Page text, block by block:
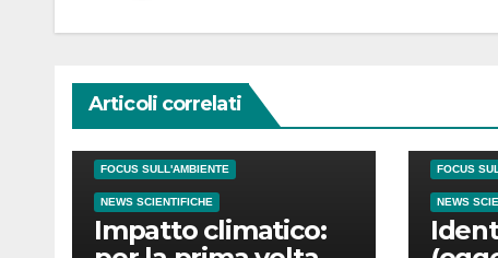
Articoli correlati
FOCUS SULL'AMBIENTE
NEWS SCIENTIFICHE
Impatto climatico:
FOCUS
NEWS